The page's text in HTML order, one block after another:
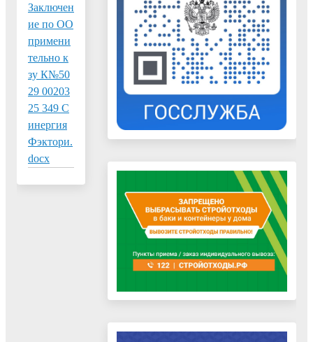
Заключен
ие по ОО
примени
тельно к
зу К№50
29 00203
25 349 С
инергия
Фэктори.
docx